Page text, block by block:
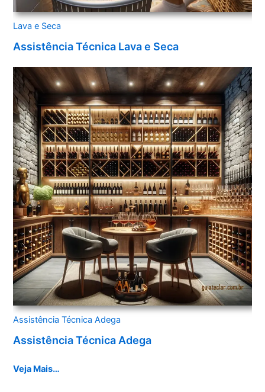
Lava e Seca
Assistência Técnica Lava e Seca
Assistência Técnica Adega
Assistência Técnica Adega
Veja Mais…